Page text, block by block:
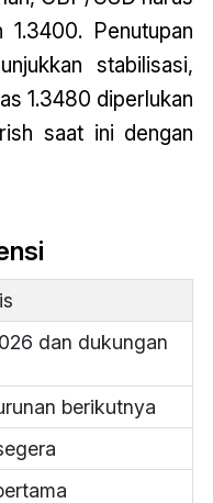
1.3400. Penutupan
stabilisasi,
1.3480 diperlukan
saat ini dengan
dan dukungan
berikutnya